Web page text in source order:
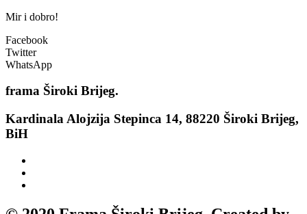
Mir i dobro!
Facebook
Twitter
WhatsApp
frama Široki Brijeg.
Kardinala Alojzija Stepinca 14, 88220 Široki Brijeg,
BiH